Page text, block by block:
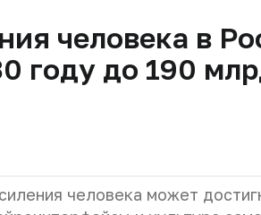
человека в
году до 190
человека может